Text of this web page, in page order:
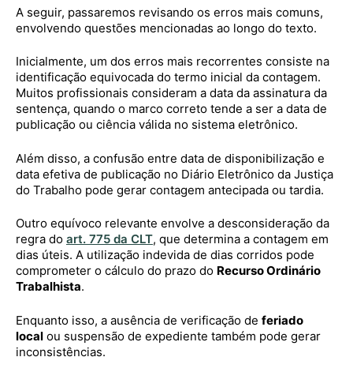
A seguir, passaremos revisando os erros mais comuns,
envolvendo questões mencionadas ao longo do texto.
Inicialmente, um dos erros mais recorrentes consiste na
identificação equivocada do termo inicial da contagem.
Muitos profissionais consideram a data da assinatura da
sentença, quando o marco correto tende a ser a data de
publicação ou ciência válida no sistema eletrônico.
Além disso, a confusão entre data de disponibilização e
data efetiva de publicação no Diário Eletrônico da Justiça
do Trabalho pode gerar contagem antecipada ou tardia.
Outro equívoco relevante envolve a desconsideração da
regra do art. 775 da CLT, que determina a contagem em
dias úteis. A utilização indevida de dias corridos pode
comprometer o cálculo do prazo do Recurso Ordinário
Trabalhista.
Enquanto isso, a ausência de verificação de feriado
local ou suspensão de expediente também pode gerar
inconsistências.